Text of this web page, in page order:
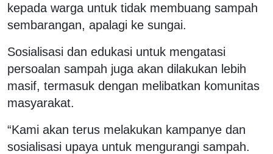
kepada warga untuk tidak membuang sampah
sembarangan, apalagi ke sungai.
Sosialisasi dan edukasi untuk mengatasi
persoalan sampah juga akan dilakukan lebih
masif, termasuk dengan melibatkan komunitas
masyarakat.
“Kami akan terus melakukan kampanye dan
sosialisasi upaya untuk mengurangi sampah.